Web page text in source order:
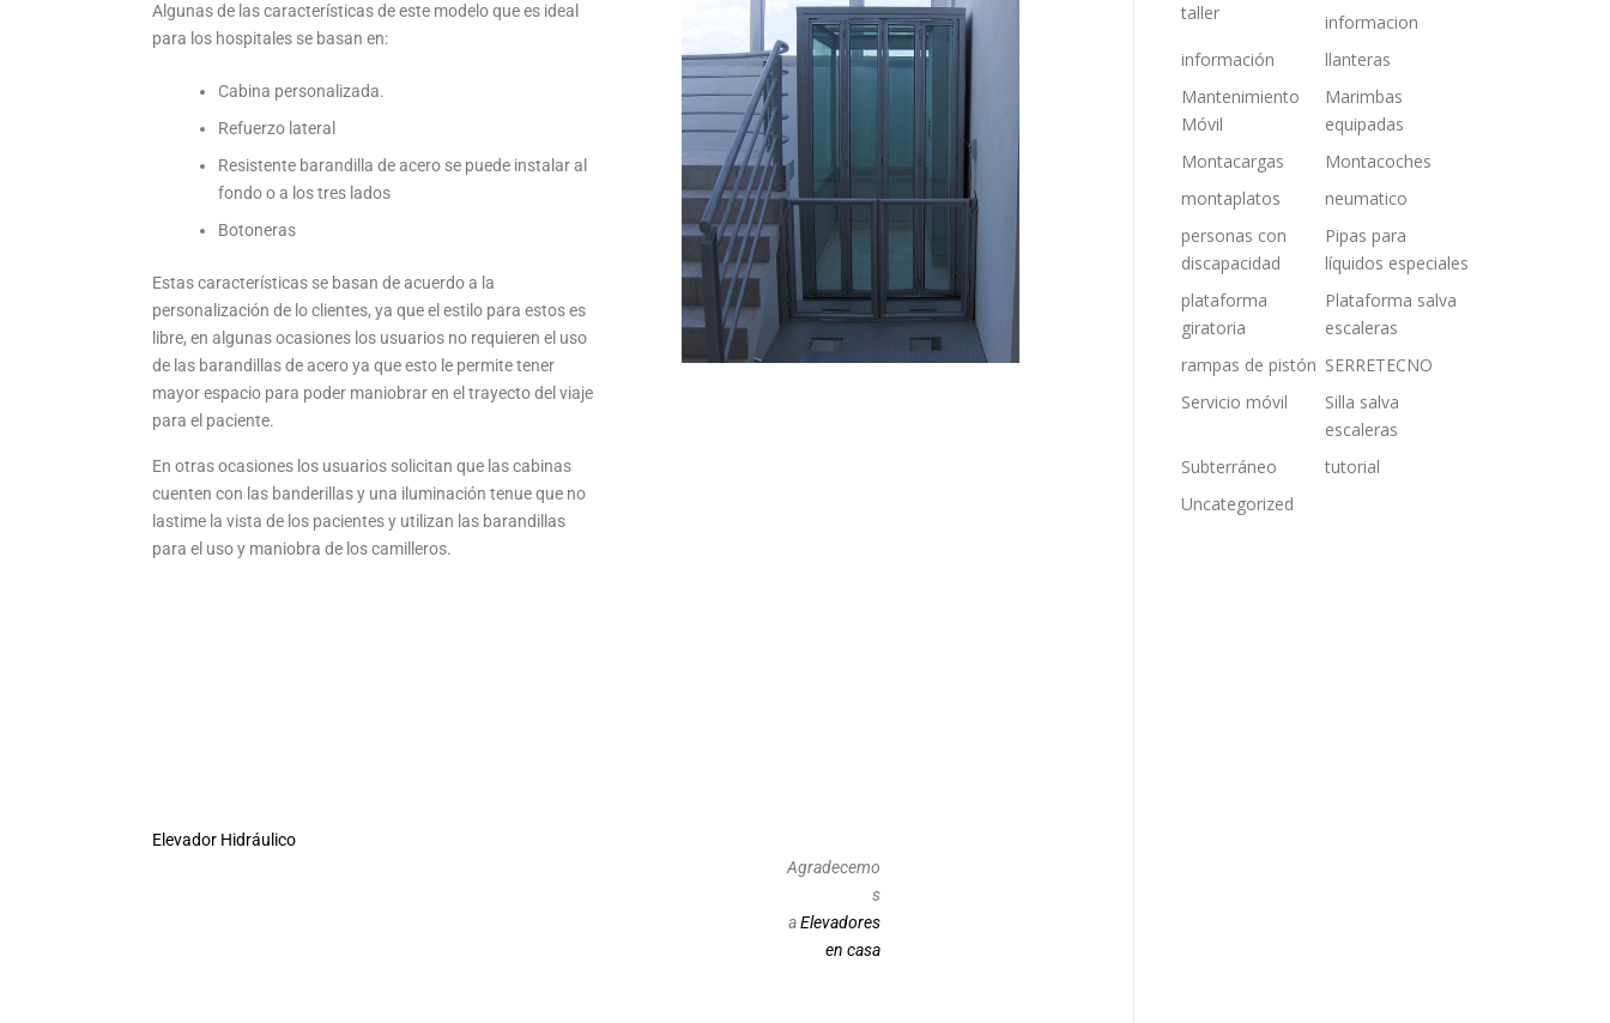
Algunas de las características de este modelo que es ideal
para los hospitales se basan en:
Cabina personalizada.
Refuerzo lateral
Resistente barandilla de acero se puede instalar al
fondo o a los tres lados
Botoneras
Estas características se basan de acuerdo a la
personalización de lo clientes, ya que el estilo para estos es
libre, en algunas ocasiones los usuarios no requieren el uso
de las barandillas de acero ya que esto le permite tener
mayor espacio para poder maniobrar en el trayecto del viaje
para el paciente.
En otras ocasiones los usuarios solicitan que las cabinas
cuenten con las banderillas y una iluminación tenue que no
lastime la vista de los pacientes y utilizan las barandillas
para el uso y maniobra de los camilleros.
Elevador Hidráulico
Agradecemo
s
aElevadores
en casa
taller
informacion
información
llanteras
Mantenimiento
Móvil
Marimbas
equipadas
Montacargas
Montacoches
montaplatos
neumatico
personas con
discapacidad
Pipas para
líquidos especiales
plataforma
giratoria
Plataforma salva
escaleras
rampas de pistón SERRETECNO
Servicio móvil
Silla salva
escaleras
Subterráneo
tutorial
Uncategorized